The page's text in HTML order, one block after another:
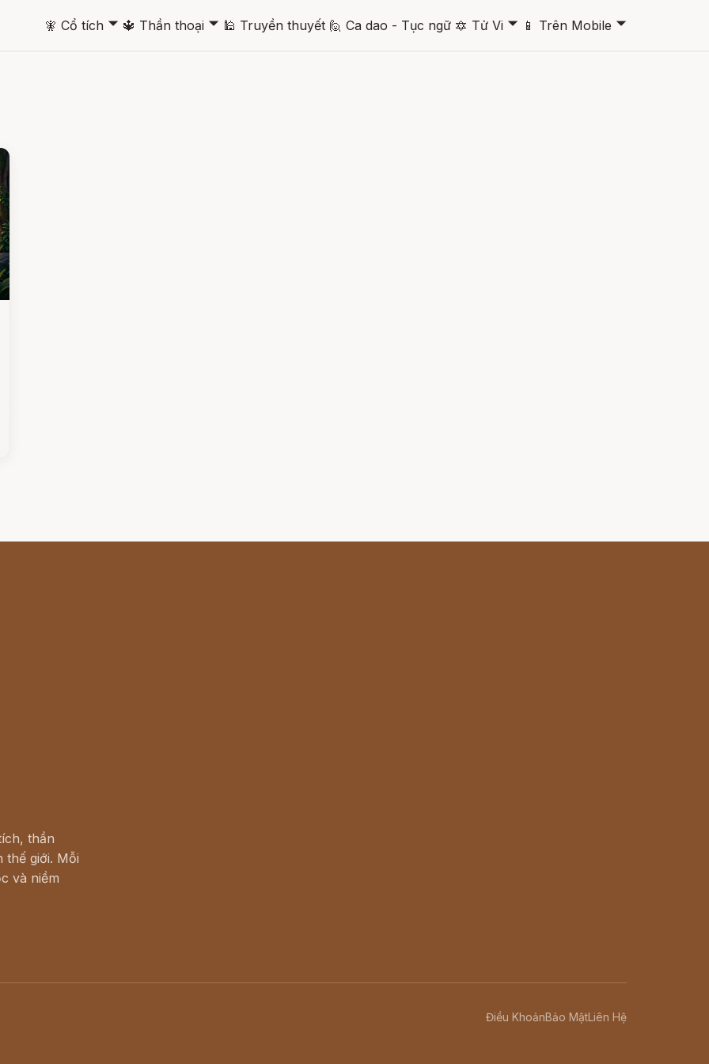
🧚 Cổ tích 🞃 🔱 Thần thoại 🞃 🕌 Truyền thuyết 🙋 Ca dao - Tục ngữ 🔯 Tử Vi 🞃 📱 Trên Mobile 🞃
thần
giới. Mỗi
và niềm
Điều KhoảnBảo MậtLiên Hệ